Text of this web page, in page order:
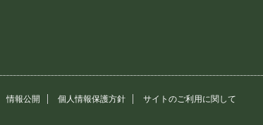
情報公開 個人情報保護方針 サイトのご利用に関して